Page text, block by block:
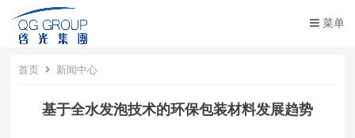
菜单
首页 新闻中心
基于全水发泡技术的环保包装材料发展趋势